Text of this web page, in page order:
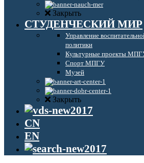
Закрыть
СТУДЕНЧЕСКИЙ МИР
Управление
политики
Культурные проекты
Спорт МПГУ
Музей
Закрыть
CN
EN